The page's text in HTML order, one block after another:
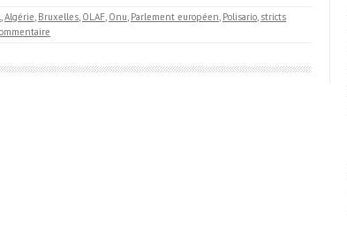
,Algérie, Bruxelles, OLAF, Onu, Parlement européen, Polisario, stricts